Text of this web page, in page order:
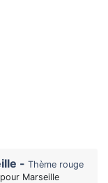
- Thème rouge
Marseille